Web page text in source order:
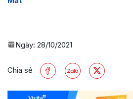
Ngày: 28/10/2021
Chia sẻ